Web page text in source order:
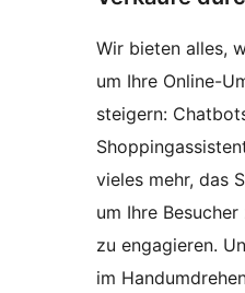
Wir bieten alles,
um Ihre Online-
steigern:
vieles mehr, das
um Ihre
zu engagieren.
im